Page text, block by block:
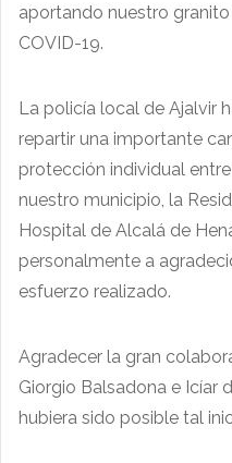
aportando nuestro
COVID-19.
La policía local de Ajalvir
repartir una importante
protección individual
nuestro municipio, la
Hospital de Alcalá de
personalmente a
esfuerzo realizado.
Agradecer la gran
Giorgio Balsadona e Icíar
hubiera sido posible tal